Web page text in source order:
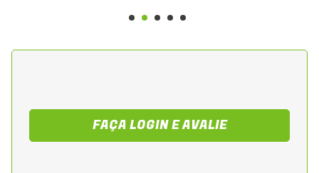
FAÇA LOGIN E AVALIE